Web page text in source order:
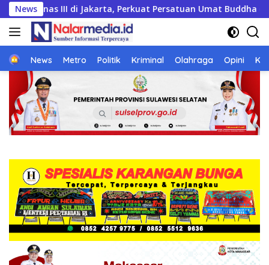
Langsung
ke
konten
News Umat Buddha dan Kontribusi untuk Bangsa
Home
News Metro Politik Kriminal Olahraga Opini